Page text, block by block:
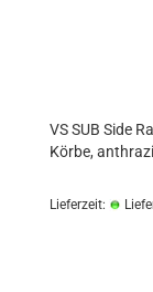
VS SUB Side
Körbe,
Lieferzeit: